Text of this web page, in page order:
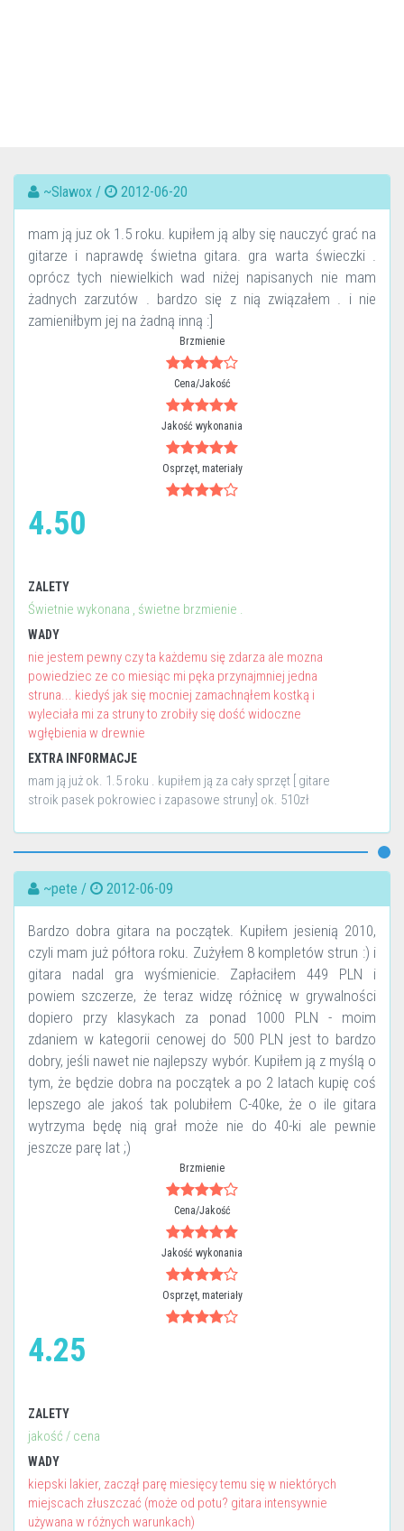
~Slawox / 2012-06-20
mam ją juz ok 1.5 roku. kupiłem ją alby się nauczyć grać na
gitarze i naprawdę świetna gitara. gra warta świeczki .
oprócz tych niewielkich wad niżej napisanych nie mam
żadnych zarzutów . bardzo się z nią związałem . i nie
zamieniłbym jej na żadną inną :]
Brzmienie
Cena/Jakość
Jakość wykonania
Osprzęt, materiały
4.50
ZALETY
Świetnie wykonana , świetne brzmienie .
WADY
nie jestem pewny czy ta każdemu się zdarza ale mozna
powiedziec ze co miesiąc mi pęka przynajmniej jedna
struna... kiedyś jak się mocniej zamachnąłem kostką i
wyleciała mi za struny to zrobiły się dość widoczne
wgłębienia w drewnie
EXTRA INFORMACJE
mam ją już ok. 1.5 roku . kupiłem ją za cały sprzęt [ gitare
stroik pasek pokrowiec i zapasowe struny] ok. 510zł
~pete / 2012-06-09
Bardzo dobra gitara na początek. Kupiłem jesienią 2010,
czyli mam już półtora roku. Zużyłem 8 kompletów strun :) i
gitara nadal gra wyśmienicie. Zapłaciłem 449 PLN i
powiem szczerze, że teraz widzę różnicę w grywalności
dopiero przy klasykach za ponad 1000 PLN - moim
zdaniem w kategorii cenowej do 500 PLN jest to bardzo
dobry, jeśli nawet nie najlepszy wybór. Kupiłem ją z myślą o
tym, że będzie dobra na początek a po 2 latach kupię coś
lepszego ale jakoś tak polubiłem C-40ke, że o ile gitara
wytrzyma będę nią grał może nie do 40-ki ale pewnie
jeszcze parę lat ;)
Brzmienie
Cena/Jakość
Jakość wykonania
Osprzęt, materiały
4.25
ZALETY
jakość / cena
WADY
kiepski lakier, zaczął parę miesięcy temu się w niektórych
miejscach złuszczać (może od potu? gitara intensywnie
używana w różnych warunkach)